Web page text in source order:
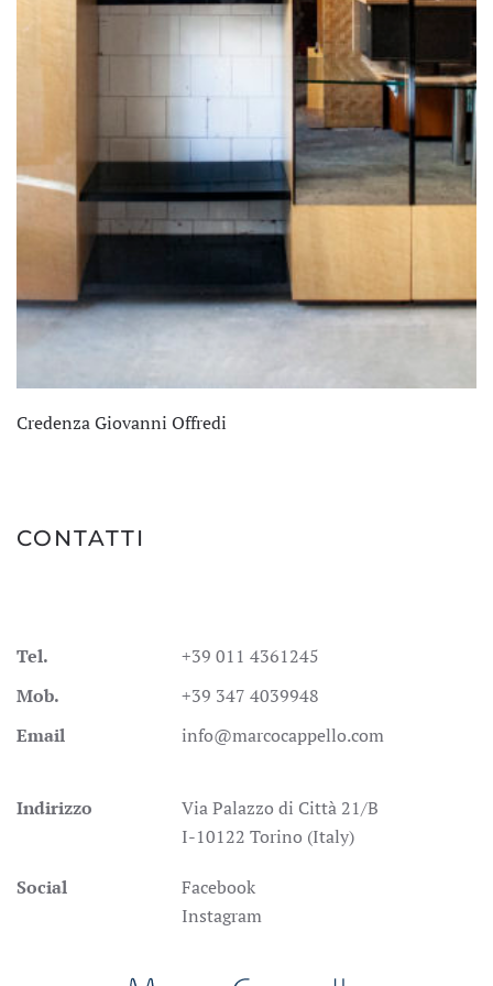
Credenza Giovanni Offredi
CONTATTI
Tel.
+39 011 4361245
Mob.
+39 347 4039948
Email
info@marcocappello.com
Indirizzo
Via Palazzo di Città 21/B
I-10122 Torino (Italy)
Social
Facebook
Instagram